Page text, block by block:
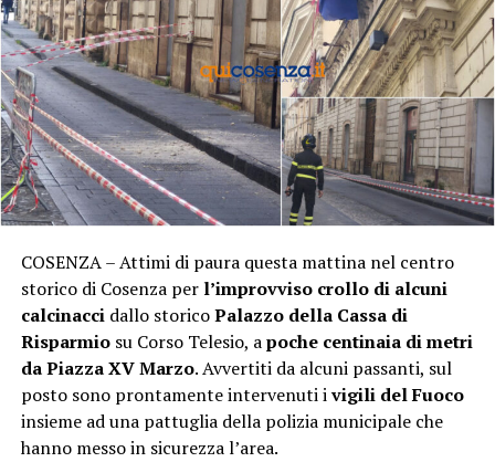
COSENZA – Attimi di paura questa mattina nel centro
storico di Cosenza perl’improvviso crollo di alcuni
calcinacci dallo storicoPalazzo della Cassa di
Risparmiosu Corso Telesio, apoche centinaia di metri
da Piazza XV Marzo. Avvertiti da alcuni passanti, sul
posto sono prontamente intervenuti ivigili del Fuoco
insieme ad una pattuglia della polizia municipale che
hanno messo in sicurezza l’area.